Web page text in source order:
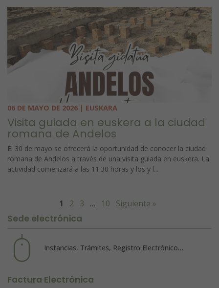
06 DE MAYO DE 2026 | EUSKARA
Visita guiada en euskera a la ciudad
romana de Andelos
El 30 de mayo se ofrecerá la oportunidad de conocer la ciudad
romana de Andelos a través de una visita guiada en euskera. La
actividad comenzará a las 11:30 horas y los y l...
1 2 3 … 10 Siguiente »
Sede electrónica
Instancias, Trámites, Registro Electrónico…
Factura Electrónica